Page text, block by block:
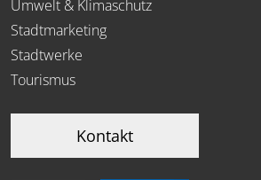
Umwelt & Klimaschutz
Stadtmarketing
Stadtwerke
Tourismus
Kontakt